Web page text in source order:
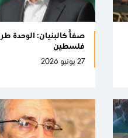
صفًّا كالبنيان: الوحدة
فلسطين
27 يونيو 2026